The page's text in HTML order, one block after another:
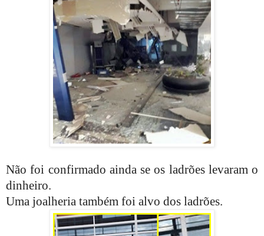
Não foi confirmado ainda se os ladrões levaram o
dinheiro.
Uma joalheria também foi alvo dos ladrões.